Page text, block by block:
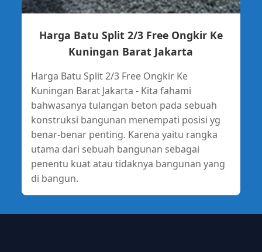
Harga Batu Split 2/3 Free Ongkir Ke
Kuningan Barat Jakarta
Harga Batu Split 2/3 Free Ongkir Ke
Kuningan Barat Jakarta - Kita fahami
bahwasanya tulangan beton pada sebuah
konstruksi bangunan menempati posisi yg
benar-benar penting. Karena yaitu rangka
utama dari sebuah bangunan sebagai
penentu kuat atau tidaknya bangunan yang
di bangun.